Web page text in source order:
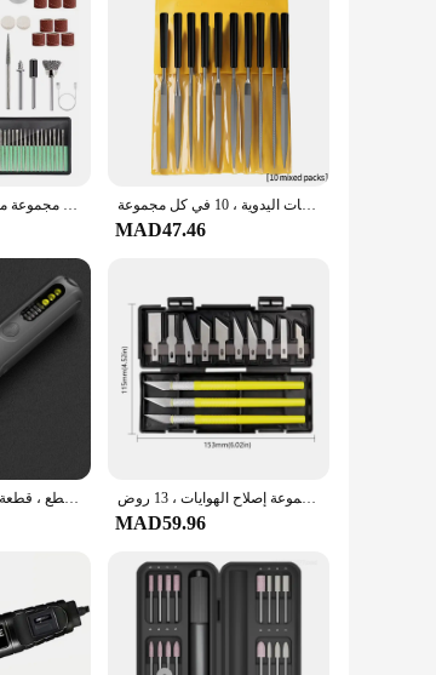
carved from high-quality wood,
heritage, making them a treasured
enough to suit any scenario. They are
are not just jewelry; they are a
Whether you're gifting or selling, this
مجموعة مطحنة كهربائية شحن USB فضية مكونة من 58 قطعة من اليشم نحت مطحنة كهربائية أدوات كهربائية منزلية صغيرة ملف إبر معدنية للمجوهرات من الأحجار الزجاجية ، صناعة نحت الخشب الماسي ، أدوات خياطة الملفات اليدوية ، 10 في كل مجموعة
MAD47.46
CreationSpace-مجموعة طحن كهربائية ليثيوم محمولة باليد ، آلة نحت الخشب ، تلميع وقطع ، قطعة يدوية ، MS0101A ، 8V قاطع نقش دقيق ، سكين نحت ، نحت حرفي ، شفرة قطع الورق ، أداة يدوية مانعة للانزلاق ، فن ذاتي الصنع ، مجموعة إصلاح الهوايات ، 13 روض
MAD59.96